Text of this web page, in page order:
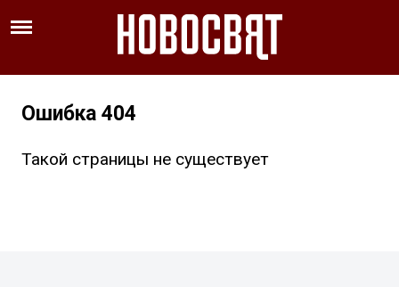
Ошибка 404
Такой страницы не существует